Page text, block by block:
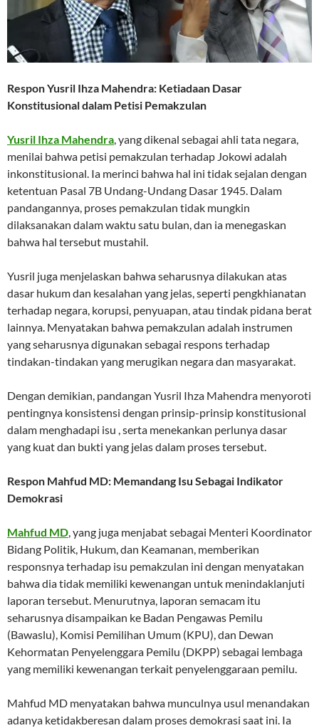
Respon Yusril Ihza Mahendra: Ketiadaan Dasar
Konstitusional dalam Petisi Pemakzulan
Yusril Ihza Mahendra, yang dikenal sebagai ahli tata negara,
menilai bahwa petisi pemakzulan terhadap Jokowi adalah
inkonstitusional. Ia merinci bahwa hal ini tidak sejalan dengan
ketentuan Pasal 7B Undang-Undang Dasar 1945. Dalam
pandangannya, proses pemakzulan tidak mungkin
dilaksanakan dalam waktu satu bulan, dan ia menegaskan
bahwa hal tersebut mustahil.
Yusril juga menjelaskan bahwa seharusnya dilakukan atas
dasar hukum dan kesalahan yang jelas, seperti pengkhianatan
terhadap negara, korupsi, penyuapan, atau tindak pidana berat
lainnya. Menyatakan bahwa pemakzulan adalah instrumen
yang seharusnya digunakan sebagai respons terhadap
tindakan-tindakan yang merugikan negara dan masyarakat.
Dengan demikian, pandangan Yusril Ihza Mahendra menyoroti
pentingnya konsistensi dengan prinsip-prinsip konstitusional
dalam menghadapi isu , serta menekankan perlunya dasar
yang kuat dan bukti yang jelas dalam proses tersebut.
Respon Mahfud MD: Memandang Isu Sebagai Indikator
Demokrasi
Mahfud MD, yang juga menjabat sebagai Menteri Koordinator
Bidang Politik, Hukum, dan Keamanan, memberikan
responsnya terhadap isu pemakzulan ini dengan menyatakan
bahwa dia tidak memiliki kewenangan untuk menindaklanjuti
laporan tersebut. Menurutnya, laporan semacam itu
seharusnya disampaikan ke Badan Pengawas Pemilu
(Bawaslu), Komisi Pemilihan Umum (KPU), dan Dewan
Kehormatan Penyelenggara Pemilu (DKPP) sebagai lembaga
yang memiliki kewenangan terkait penyelenggaraan pemilu.
Mahfud MD menyatakan bahwa munculnya usul menandakan
adanya ketidakberesan dalam proses demokrasi saat ini. Ia